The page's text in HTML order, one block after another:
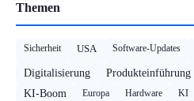
Themen
Sicherheit USA Software-Updates
Digitalisierung Produkteinführung
KI-Boom
Europa Hardware KI